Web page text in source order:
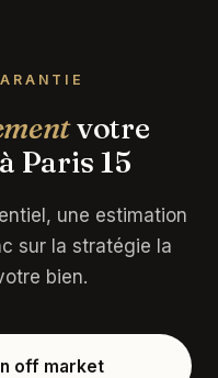
votre
Paris 15
une estimation
sur la stratégie la
bien.
off market